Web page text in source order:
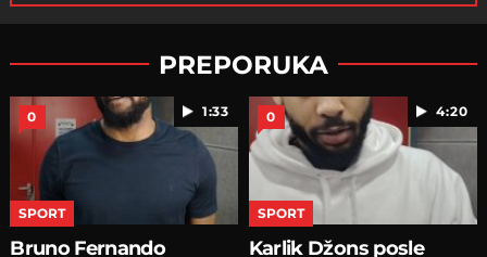
PREPORUKA
1:33
0
SPORT
Bruno Fernando
4:20
0
SPORT
Karlik Džons posle